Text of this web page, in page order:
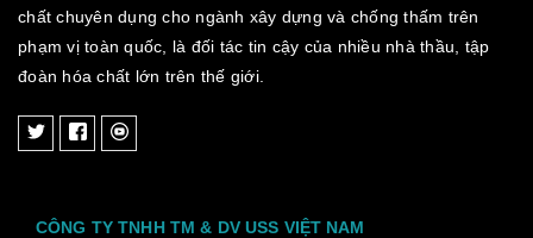
chất chuyên dụng cho ngành xây dựng và chống thấm trên
phạm vị toàn quốc, là đối tác tin cậy của nhiều nhà thầu, tập
đoàn hóa chất lớn trên thế giới.
CÔNG TY TNHH TM & DV USS VIỆT NAM